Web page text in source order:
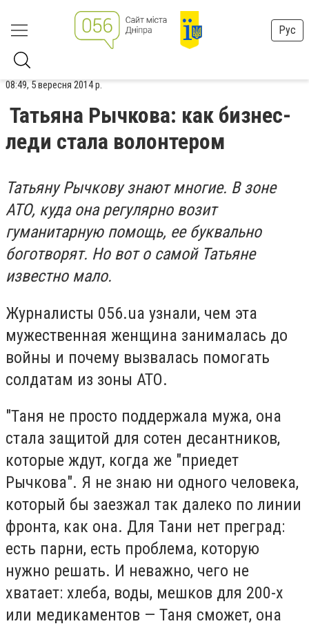
Рус
08:49, 5 вересня 2014 р.
Татьяна Рычкова: как бизнес-
леди стала волонтером
Татьяну Рычкову знают многие. В зоне
АТО, куда она регулярно возит
гуманитарную помощь, ее буквально
боготворят. Но вот о самой Татьяне
известно мало.
Журналисты 056.ua узнали, чем эта
мужественная женщина занималась до
войны и почему вызвалась помогать
солдатам из зоны АТО.
"Таня не просто поддержала мужа, она
стала защитой для сотен десантников,
которые ждут, когда же "приедет
Рычкова". Я не знаю ни одного человека,
который бы заезжал так далеко по линии
фронта, как она. Для Тани нет преград:
есть парни, есть проблема, которую
нужно решать. И неважно, чего не
хватает: хлеба, воды, мешков для 200-х
или медикаментов — Таня сможет, она